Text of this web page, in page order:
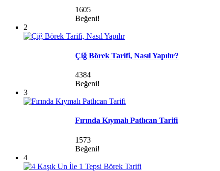
1605
Beğeni!
2
Çiğ Börek Tarifi, Nasıl Yapılır?
4384
Beğeni!
3
Fırında Kıymalı Patlıcan Tarifi
1573
Beğeni!
4